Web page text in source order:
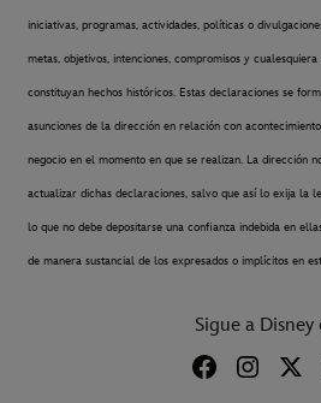
iniciativas, programas, actividades, políticas o
metas, objetivos, intenciones, compromisos y
constituyan hechos históricos. Estas declaraciones se
asunciones de la dirección en relación con
negocio en el momento en que se realizan. La dirección
actualizar dichas declaraciones, salvo que así lo exija la
lo que no debe depositarse una confianza indebida en
de manera sustancial de los expresados o implícitos en
Sigue a Disney